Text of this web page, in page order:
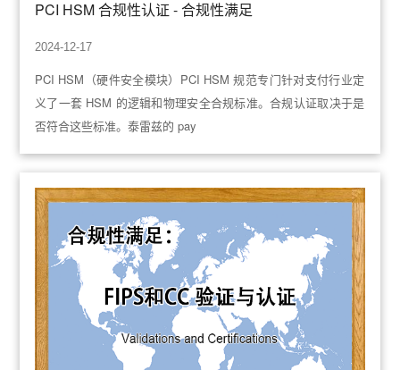
PCI HSM 合规性认证 - 合规性满足
2024-12-17
PCI HSM（硬件安全模块）PCI HSM 规范专门针对支付行业定
义了一套 HSM 的逻辑和物理安全合规标准。合规认证取决于是
否符合这些标准。泰雷兹的 pay